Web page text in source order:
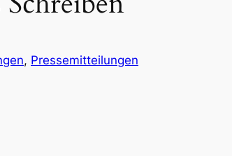
, Pressemitteilungen